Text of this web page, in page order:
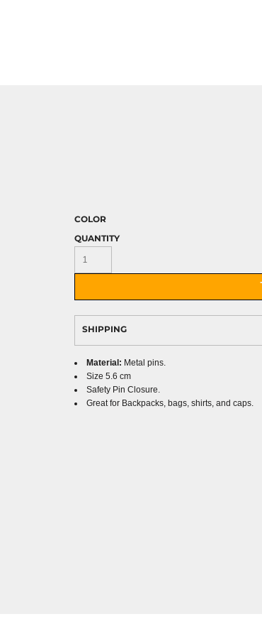
COLOR
QUANTITY
SHIPPING
Material: Metal pins.
Size 5.6 cm
Safety Pin Closure.
Great for Backpacks, bags, shirts, and caps.